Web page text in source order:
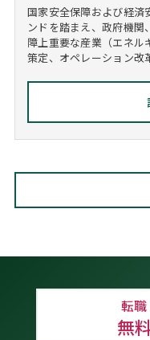
国家安全保障および経済
ンドを踏まえ、政府機
障上重要な産業（エネル
策定、オペレーション改
転
無